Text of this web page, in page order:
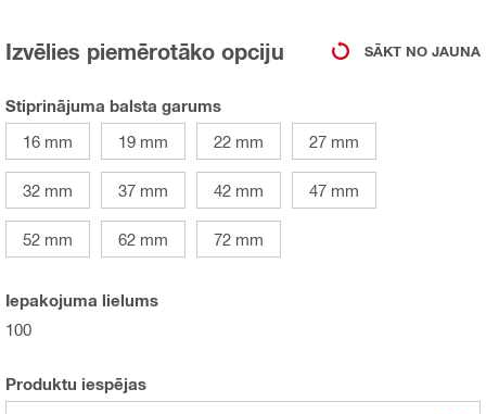
Izvēlies piemērotāko opciju SĀKT NO JAUNA
Stiprinājuma balsta garums
16 mm
19 mm 22 mm 27 mm
32 mm 37 mm 42 mm 47 mm
52 mm 62 mm 72 mm
Iepakojuma lielums
100
Produktu iespējas